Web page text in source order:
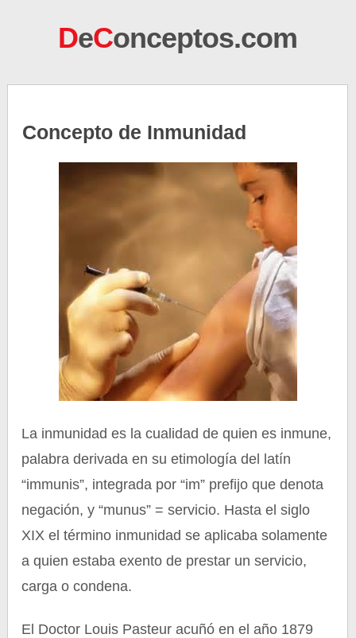
DeConceptos.com
Concepto de Inmunidad
La inmunidad es la cualidad de quien es inmune,
palabra derivada en su etimología del latín
“immunis”, integrada por “im” prefijo que denota
negación, y “munus” = servicio. Hasta el siglo
XIX el término inmunidad se aplicaba solamente
a quien estaba exento de prestar un servicio,
carga o condena.
El Doctor Louis Pasteur acuñó en el año 1879